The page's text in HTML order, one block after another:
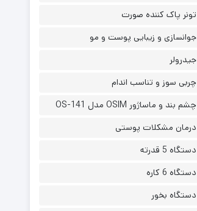
تونر پاک کننده صورت
جوانسازی و زیبایی پوست و مو
جیدرولر
چربی سوز و تناسب اندام
چشم بند و ماساژور OSIM مدل OS-141
درمان مشکلات پوستی
دستگاه 5 قدرته
دستگاه 6 کاره
دستگاه بخور